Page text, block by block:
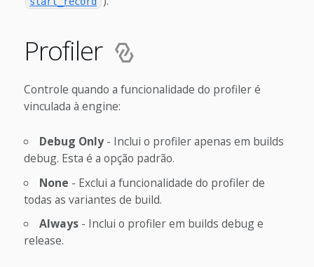
Profiler
Controle quando a funcionalidade do profiler é
vinculada à engine:
Debug Only- Inclui o profiler apenas em builds
debug. Esta é a opção padrão.
None - Exclui a funcionalidade do profiler de
todas as variantes de build.
Always - Inclui o profiler em builds debug e
release.